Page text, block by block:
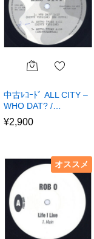
中古ﾚｺｰﾄﾞ ALL CITY –
WHO DAT? /…
¥2,900
オススメ